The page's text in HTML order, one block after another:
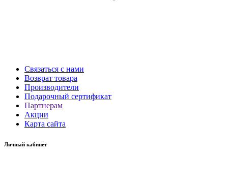
Связаться с нами
Возврат товара
Производители
Подарочный сертификат
Партнерам
Акции
Карта сайта
Личный кабинет